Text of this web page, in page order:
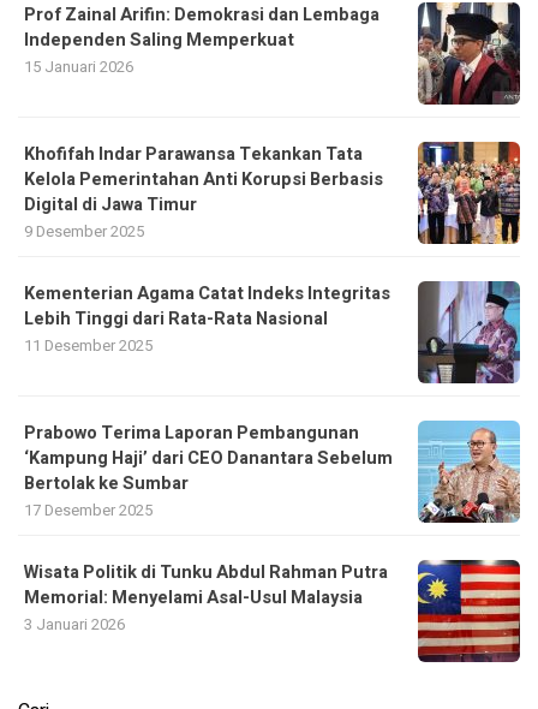
Prof Zainal Arifin: Demokrasi dan Lembaga
Independen Saling Memperkuat
15 Januari 2026
Khofifah Indar Parawansa Tekankan Tata
Kelola Pemerintahan Anti Korupsi Berbasis
Digital di Jawa Timur
9 Desember 2025
Kementerian Agama Catat Indeks Integritas
Lebih Tinggi dari Rata-Rata Nasional
11 Desember 2025
Prabowo Terima Laporan Pembangunan
‘Kampung Haji’ dari CEO Danantara Sebelum
Bertolak ke Sumbar
17 Desember 2025
Wisata Politik di Tunku Abdul Rahman Putra
Memorial: Menyelami Asal-Usul Malaysia
3 Januari 2026